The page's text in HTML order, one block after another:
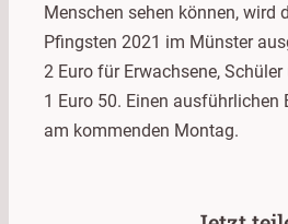
Menschen sehen können, wird
Pfingsten 2021 im Münster
2 Euro für Erwachsene,
1 Euro 50. Einen ausführlichen
am kommenden Montag.